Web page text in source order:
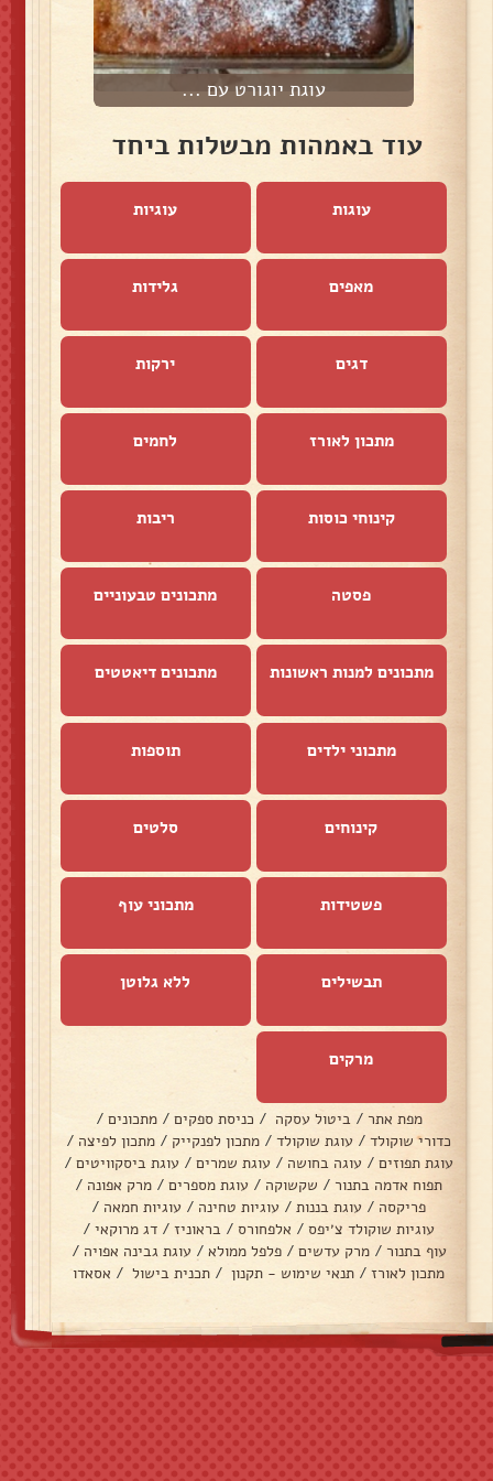
עוגת יוגורט עם ...
עוד באמהות מבשלות ביחד
עוגות עוגיות
מאפים גלידות
דגים ירקות
מתכון לאורז לחמים
קינוחי כוסות ריבות
פסטה מתכונים טבעוניים
מתכונים למנות ראשונות מתכונים דיאטטים
מתכוני ילדים תוספות
קינוחים סלטים
פשטידות מתכוני עוף
תבשילים ללא גלוטן
מרקים
מפת אתר / ביטול עסקה / כניסת ספקים / מתכונים /
כדורי שוקולד / עוגת שוקולד / מתכון לפנקייק / מתכון לפיצה /
עוגת תפוזים / עוגה בחושה / עוגת שמרים / עוגת ביסקוויטים /
תפוח אדמה בתנור / שקשוקה / עוגת מספרים / מרק אפונה /
פריקסה / עוגת בננות / עוגיות טחינה / עוגיות חמאה /
עוגיות שוקולד צ׳יפס / אלפחורס / בראוניז / דג מרוקאי /
עוף בתנור / מרק עדשים / פלפל ממולא / עוגת גבינה אפויה /
מתכון לאורז / תנאי שימוש - תקנון / תכנית בישול / אסאדו